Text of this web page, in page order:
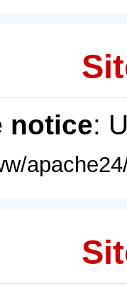
notice: